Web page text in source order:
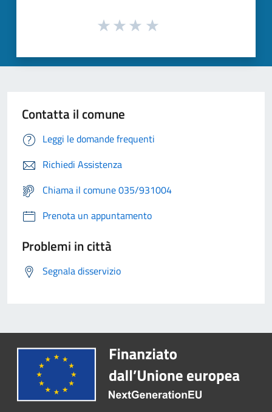
Contatta il comune
Leggi le domande frequenti
Richiedi Assistenza
Chiama il comune 035/931004
Prenota un appuntamento
Problemi in città
Segnala disservizio